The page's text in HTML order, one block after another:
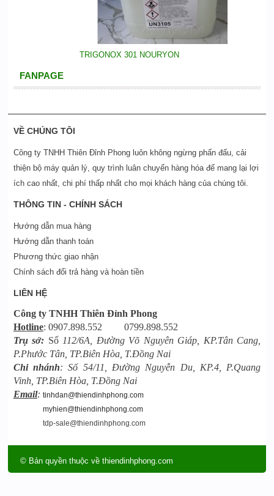
TRIGONOX 301 NOURYON
FANPAGE
VỀ CHÚNG TÔI
Công ty TNHH Thiên Đỉnh Phong luôn không ngừng phấn đấu, cải
thiện bộ máy quản lý, quy trình luân chuyển hàng hóa để mang lại lợi
ích cao nhất, chi phí thấp nhất cho mọi khách hàng của chúng tôi.
THÔNG TIN - CHÍNH SÁCH
Hướng dẫn mua hàng
Hướng dẫn thanh toán
Phương thức giao nhận
Chính sách đổi trả hàng và hoàn tiền
LIÊN HỆ
Công ty TNHH Thiên Đỉnh Phong
Hotline: 0907.898.552 0799.898.552
Trụ sở: Số 112/6A, Đường Võ Nguyên Giáp, KP.Tân Cang,
P.Phước Tân, TP.Biên Hòa, T.Đồng Nai
Chi nhánh: Số 54/11, Đường Nguyễn Du, KP.4, P.Quang
Vinh, TP.Biên Hòa, T.Đồng Nai
Email: tinhdan@thiendinhphong.com
myhien@thiendinhphong.com
tdp-sale@thiendinhphong.com
© Bản quyền thuộc về thiendinhphong.com